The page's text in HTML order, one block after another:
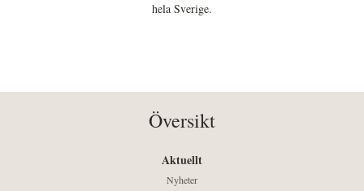
hela Sverige.
Översikt
Aktuellt
Nyheter